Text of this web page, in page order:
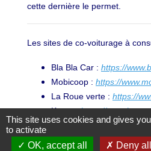
cette dernière le permet.
Les sites de co-voiturage à
Bla Bla Car : https://
Mobicoop : https://
La Roue verte : https://
Karos :https://
This site uses cookies and gives
to activate
OK, accept all
Deny